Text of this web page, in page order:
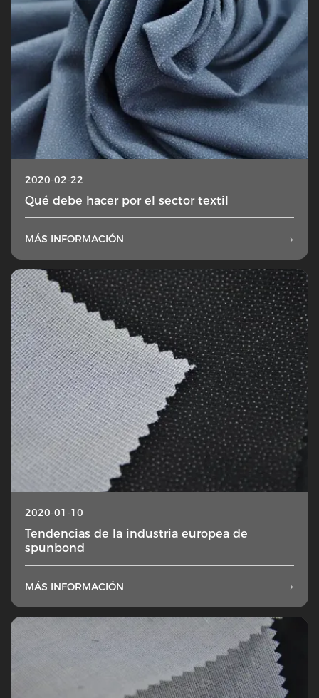
2020-02-22
Qué debe hacer por el sector textil
MÁS INFORMACIÓN 
2020-01-10
Tendencias de la industria europea de
spunbond
MÁS INFORMACIÓN 